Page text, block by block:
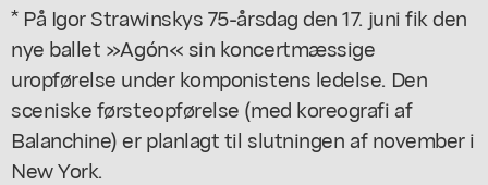
* På Igor Strawinskys 75-årsdag den 17. juni fik den
nye ballet »Agón« sin koncertmæssige
uropførelse under komponistens ledelse. Den
sceniske førsteopførelse (med koreografi af
Balanchine) er planlagt til slutningen af november i
New York.